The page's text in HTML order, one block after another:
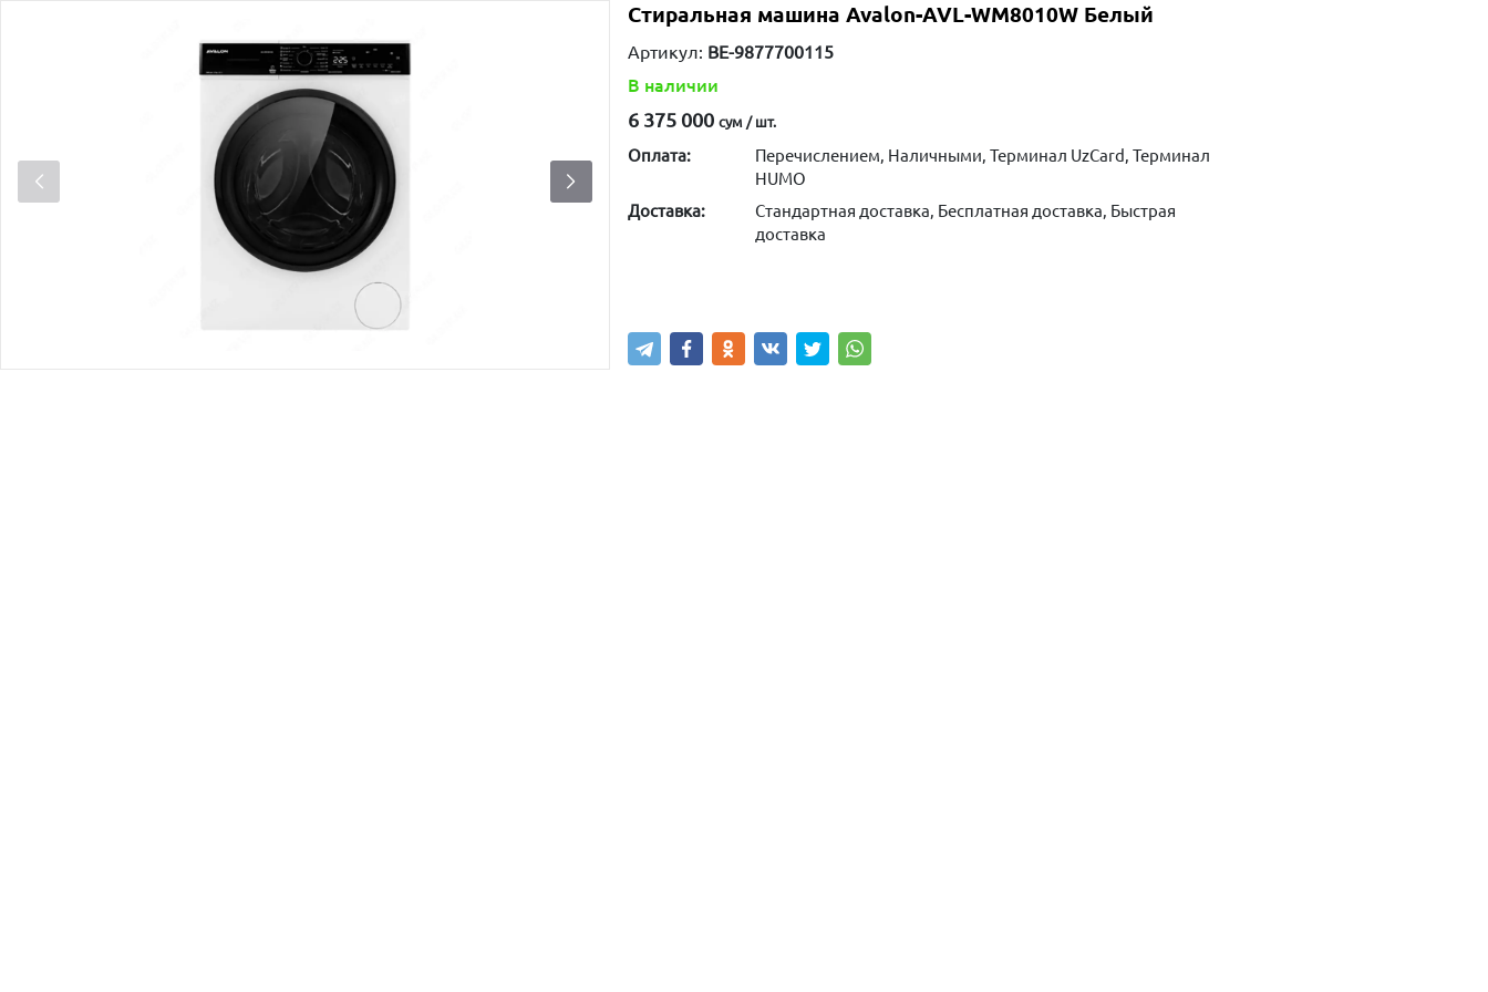
Стиральная машина Avalon-AVL-WM8010W Белый
Артикул: BE-9877700115
В наличии
6 375 000 сум / шт.
Оплата:
Перечислением, Наличными, Терминал UzCard, Терминал
HUMO
Доставка:
Стандартная доставка, Бесплатная доставка, Быстрая
доставка